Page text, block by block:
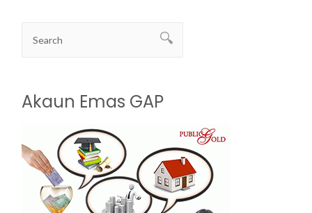
Akaun Emas GAP